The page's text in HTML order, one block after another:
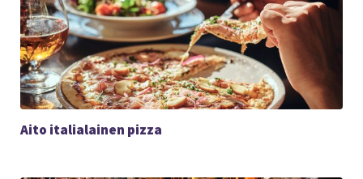
Aito italialainen pizza